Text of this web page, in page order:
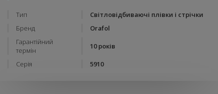
Тип
Світловідбиваючі плівки і стрічки
Бренд
Orafol
Гарантійний
термін
10 років
Серія 5910